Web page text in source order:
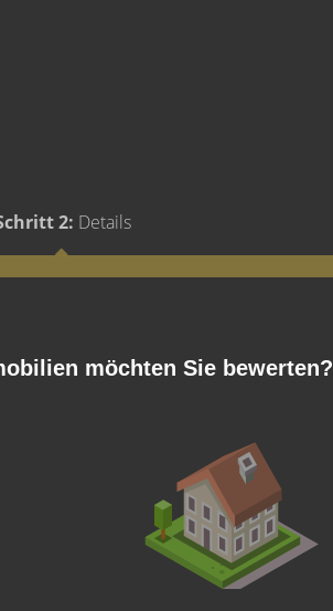
2: Details
möchten Sie bewerten?